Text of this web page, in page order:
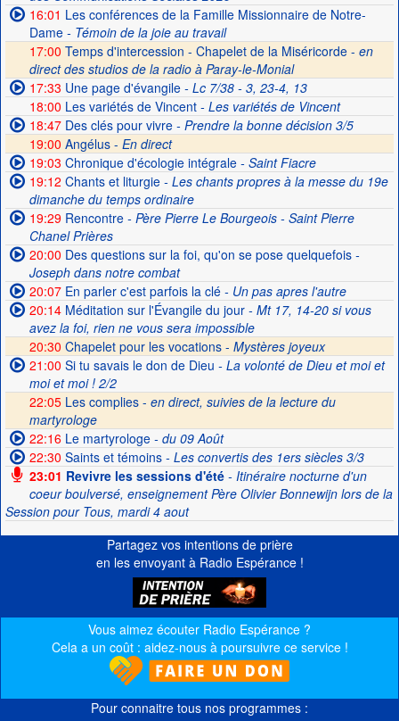
16:01 Les conférences de la Famille Missionnaire de Notre-
Dame- Témoin de la joie au travail
17:00 Temps d'intercession - Chapelet de la Miséricorde - en
direct des studios de la radio à Paray-le-Monial
17:33 Une page d'évangile- Lc 7/38 - 3, 23-4, 13
18:00 Les variétés de Vincent- Les variétés de Vincent
18:47Des clés pour vivre- Prendre la bonne décision 3/5
19:00 Angélus - En direct
19:03 Chronique d'écologie intégrale- Saint Fiacre
19:12 Chants et liturgie- Les chants propres à la messe du 19e
dimanche du temps ordinaire
19:29Rencontre- Père Pierre Le Bourgeois - Saint Pierre
Chanel Prières
20:00 Des questions sur la foi, qu'on se pose quelquefois-
Joseph dans notre combat
20:07En parler c'est parfois la clé- Un pas apres l'autre
20:14Méditation sur l'Évangile du jour- Mt 17, 14-20 si vous
avez la foi, rien ne vous sera impossible
20:30 Chapelet pour les vocations - Mystères joyeux
21:00 Si tu savais le don de Dieu - La volonté de Dieu et moi et
moi et moi ! 2/2
22:05Les complies - en direct, suivies de la lecture du
martyrologe
22:16Le martyrologe- du 09 Août
22:30 Saints et témoins- Les convertis des 1ers siècles 3/3
23:01 Revivre les sessions d'été- Itinéraire nocturne d'un
coeur boulversé, enseignement Père Olivier Bonnewijn lors de la
Session pour Tous, mardi 4 aout
Partagez vos intentions de prière
en les envoyant à Radio Espérance !
Vous aimez écouter Radio Espérance ?
Cela a un coût : aidez-nous à poursuivre ce service !
Pour connaitre tous nos programmes :